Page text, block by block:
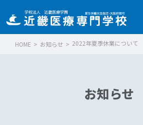
HOME > お知らせ > 2022年夏季休業について
お知らせ